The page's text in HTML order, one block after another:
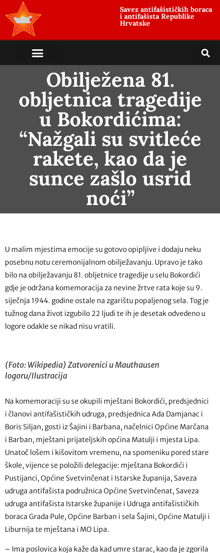
Savez antifašističkih boraca
i antifašista Republike
Hrvatske
Obilježena 81.
obljetnica tragedije
u Bokordićima:
“Nažgali su svitleće
rakete, kao da je
sunce zašlo usrid
noći”
U malim mjestima emocije su gotovo opipljive i dodaju neku
posebnu notu ceremonijalnom obilježavanju. Upravo je tako
bilo na obilježavanju 81. obljetnice tragedije u selu Bokordići
gdje je održana komemoracija za nevine žrtve rata koje su 9.
siječnja 1944. godine ostale na zgarištu popaljenog sela. Tog je
tužnog dana život izgubilo 22 ljudi te ih je desetak odvedeno u
logore odakle se nikad nisu vratili.
(Foto: Wikipedia) Zatvorenici u Mauthausen
logoru/Ilustracija
Na komemoraciji su se okupili mještani Bokordići, predsjednici
i članovi antifašističkih udruga, predsjednica Ada Damjanac i
Boris Siljan, gosti iz Šajini i Barbana, načelnici Općine Marčana
i Barban, mještani prijateljskih općina Matulji i mjesta Lipa.
Unatoč lošem i kišovitom vremenu, na spomeniku pored stare
škole, vijence se položili delegacije: mještana Bokordići i
Pustijanci, Općine Svetvinčenat i Istarske županija, Saveza
udruga antifašista podružnica Općine Svetvinčenat, Saveza
udruga antifašista Istarske županije i Udruga antifašističkih
boraca Grada Pule, Općine Barban i sela Šajini, Općine Matulji i
Liburnija te mještana i MO Lipa.
– Ima poslovica koja kaže da kad umre starac, kao da je zgorila